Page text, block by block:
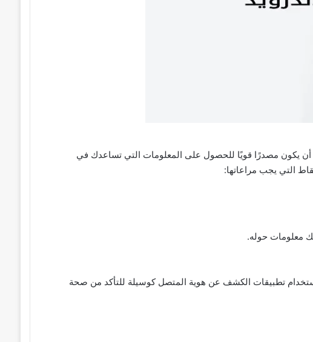
أن يكون مصدرًا قويًا للحصول على المعلومات التي تساعدك في
التي يجب مراعاتها:
معلومات حوله.
استخدام تطبيقات الكشف عن هوية المتصل كوسيلة للتأكد من صحة